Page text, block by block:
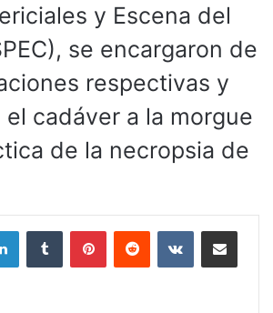
y Escena del
se encargaron de
respectivas y
cadáver a la morgue
de la necropsia de
LinkedInTumblr PinterestReddit VKontakteCompartir por